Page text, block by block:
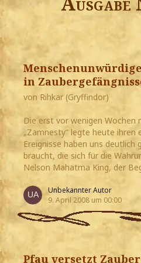
in
von Rihkar (Gryffindor)
Die erst vor wenigen Wochen
„Zamnesty“ legte heute ihren
Ereignisse haben uns
braucht, die sich für die
Nelson Mahatma King, der
Unbekannter Autor
9. April 2008 um 00:00
Pfau versetzt